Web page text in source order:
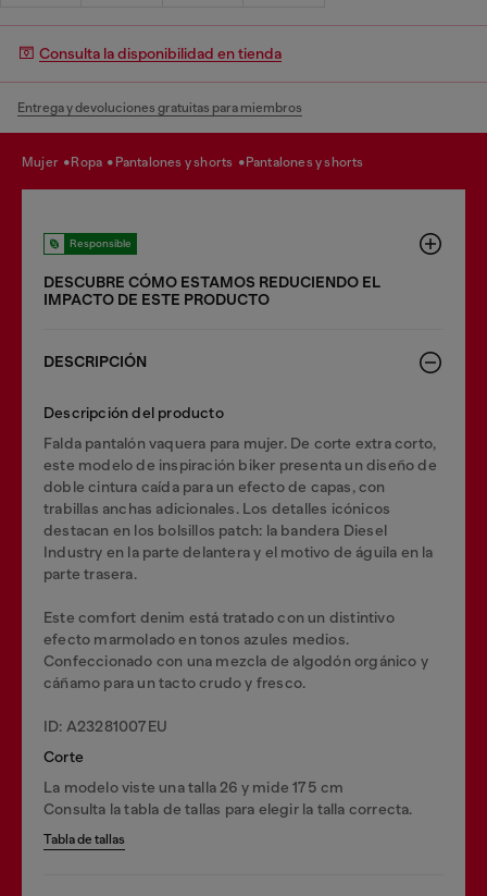
Consulta la disponibilidad en tienda
Entrega y devoluciones gratuitas para miembros
mujer ropa pantalones y shorts pantalones y shorts
Responsible
DESCUBRE CÓMO ESTAMOS REDUCIENDO EL
IMPACTO DE ESTE PRODUCTO
DESCRIPCIÓN
Descripción del producto
Falda pantalón vaquera para mujer. De corte extra corto,
este modelo de inspiración biker presenta un diseño de
doble cintura caída para un efecto de capas, con
trabillas anchas adicionales. Los detalles icónicos
destacan en los bolsillos patch: la bandera Diesel
Industry en la parte delantera y el motivo de águila en la
parte trasera.
Este comfort denim está tratado con un distintivo
efecto marmolado en tonos azules medios.
Confeccionado con una mezcla de algodón orgánico y
cáñamo para un tacto crudo y fresco.
ID: A23281007EU
Corte
La modelo viste una talla 26 y mide 175 cm
Consulta la tabla de tallas para elegir la talla correcta.
Tabla de tallas